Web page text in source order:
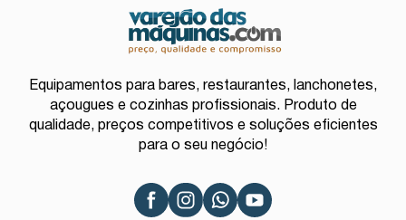
Equipamentos para bares, restaurantes, lanchonetes,
açougues e cozinhas profissionais. Produto de
qualidade, preços competitivos e soluções eficientes
para o seu negócio!